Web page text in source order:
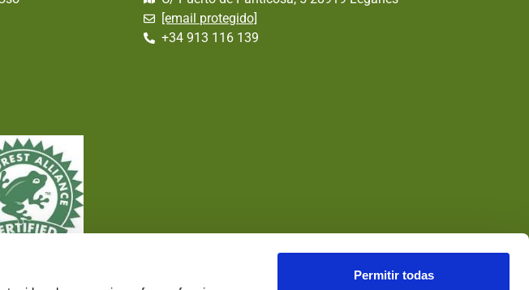
Permitir todas
[email protegido]
+34 913 116 139